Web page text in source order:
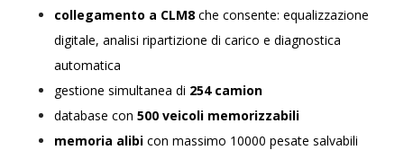
collegamento a CLM8 che consente: equalizzazione
digitale, analisi ripartizione di carico e diagnostica
automatica
gestione simultanea di 254 camion
database con 500 veicoli memorizzabili
memoria alibi con massimo 10000 pesate salvabili